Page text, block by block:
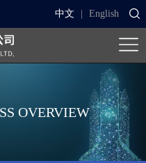
中文 English
OVERVIEW